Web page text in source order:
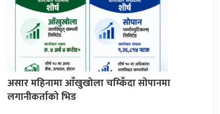
असार महिनामा आँखुखोला चम्किँदा सोपानमा
लगानीकर्ताको भिड